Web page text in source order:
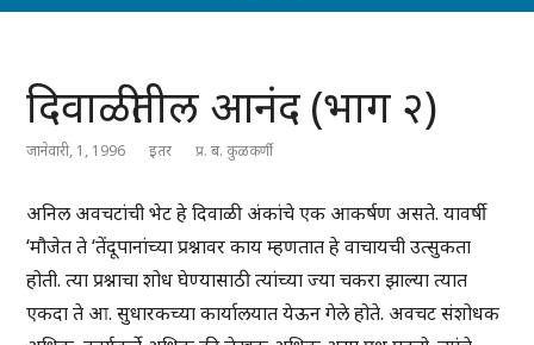
दिवाळीतील आनंद (भाग २)
जानेवारी, 1, 1996 इतर प्र. ब. कुळकर्णी
अनिल अवचटांची भेट हे दिवाळी अंकांचे एक आकर्षण असते. यावर्षी
‘मौजेत ते ‘तेंदूपानांच्या प्रश्नावर काय म्हणतात हे वाचायची उत्सुकता
होती. त्या प्रश्नाचा शोध घेण्यासाठी त्यांच्या ज्या चकरा झाल्या त्यात
एकदा ते आ. सुधारकच्या कार्यालयात येऊन गेले होते. अवचट संशोधक